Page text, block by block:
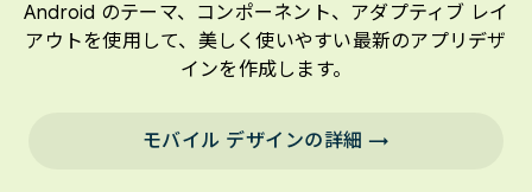
Android のテーマ、コンポーネント、アダプティブ レイ
アウトを使用して、美しく使いやすい最新のアプリデザ
インを作成します。
モバイル デザインの詳細 →